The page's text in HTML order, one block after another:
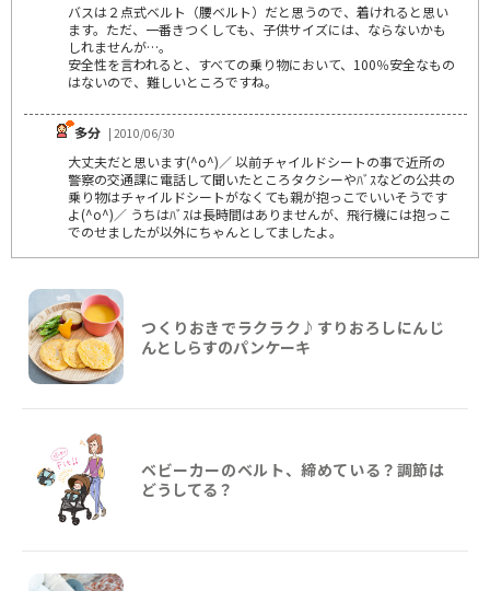
バスは２点式ベルト（腰ベルト）だと思うので、着けれると思い
ます。ただ、一番きつくしても、子供サイズには、ならないかも
しれませんが…。
安全性を言われると、すべての乗り物において、100％安全なもの
はないので、難しいところですね。
多分 | 2010/06/30
大丈夫だと思います(^o^)／ 以前チャイルドシートの事で近所の
警察の交通課に電話して聞いたところタクシーやﾊﾞｽなどの公共の
乗り物はチャイルドシートがなくても親が抱っこでいいそうです
よ(^o^)／ うちはﾊﾞｽは長時間はありませんが、飛行機には抱っこ
でのせましたが以外にちゃんとしてましたよ。
つくりおきでラクラク♪すりおろしにんじ
んとしらすのパンケーキ
ベビーカーのベルト、締めている？調節は
どうしてる？